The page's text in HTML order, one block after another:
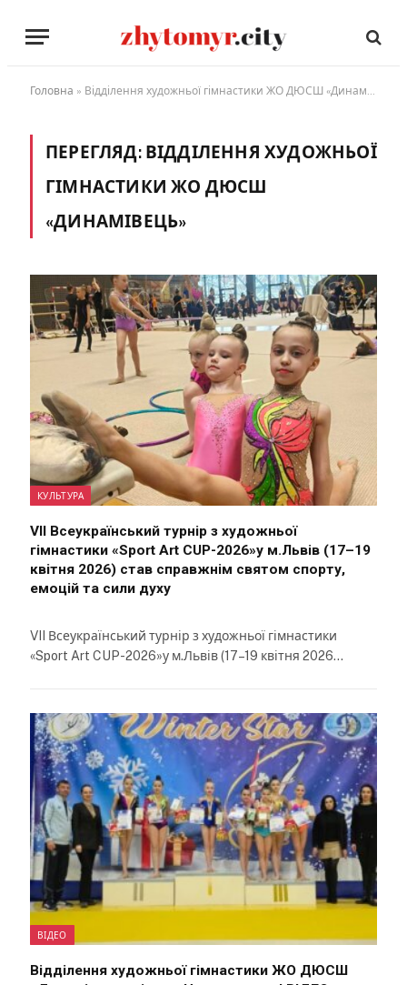
Головна » Відділення художньої гімнастики ЖО ДЮСШ «Динамівець»
ПЕРЕГЛЯД: ВІДДІЛЕННЯ ХУДОЖНЬОЇ
ГІМНАСТИКИ ЖО ДЮСШ
«ДИНАМІВЕЦЬ»
КУЛЬТУРА
VII Всеукраїнський турнір з художньої
гімнастики «Sport Art CUP-2026»у м.Львів (17–19
квітня 2026) став справжнім святом спорту,
емоцій та сили духу
VII Всеукраїнський турнір з художньої гімнастики
«Sport Art CUP-2026»у м.Львів (17–19 квітня 2026…
ВІДЕО
Відділення художньої гімнастики ЖО ДЮСШ